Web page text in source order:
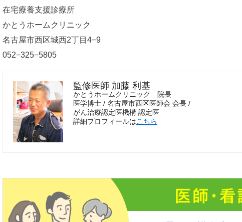
在宅療養支援診療所
かとうホームクリニック
名古屋市西区城西2丁目4−9
052−325−5805
監修医師 加藤 利基
かとうホームクリニック 院長
医学博士 / 名古屋市西区医師会 会長 /
がん治療認定医機構 認定医
詳細プロフィールはこちら